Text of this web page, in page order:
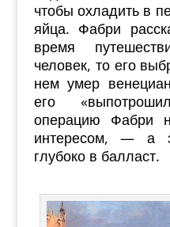
чтобы охладить в
яйца. Фабри
время
человек, то его
нем умер
его
операцию Фабри
интересом, — а
глубоко в балласт.